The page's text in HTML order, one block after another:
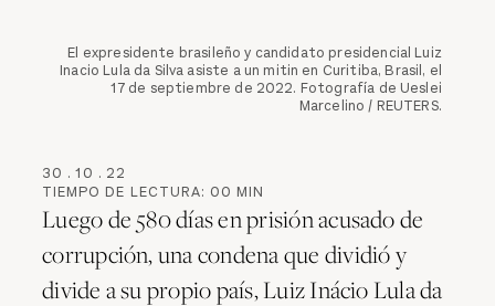
El expresidente brasileño y candidato presidencial Luiz
Inacio Lula da Silva asiste a un mitin en Curitiba, Brasil, el
17 de septiembre de 2022. Fotografía de Ueslei
Marcelino / REUTERS.
30 . 10 . 22
TIEMPO DE LECTURA: 00 MIN
Luego de 580 días en prisión acusado de
corrupción, una condena que dividió y
divide a su propio país, Luiz Inácio Lula da